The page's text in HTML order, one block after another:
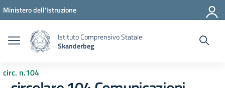
Vai ai contenuti
Vai al menu di navigazione
Vai al footer
Ministero dell'Istruzione
Istituto Comprensivo Statale
Skanderbeg
circ. n.104